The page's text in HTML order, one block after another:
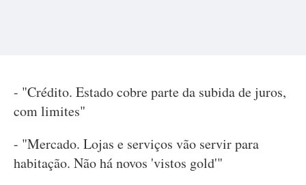
- "Crédito. Estado cobre parte da subida de juros,
com limites"
- "Mercado. Lojas e serviços vão servir para
habitação. Não há novos 'vistos gold'"